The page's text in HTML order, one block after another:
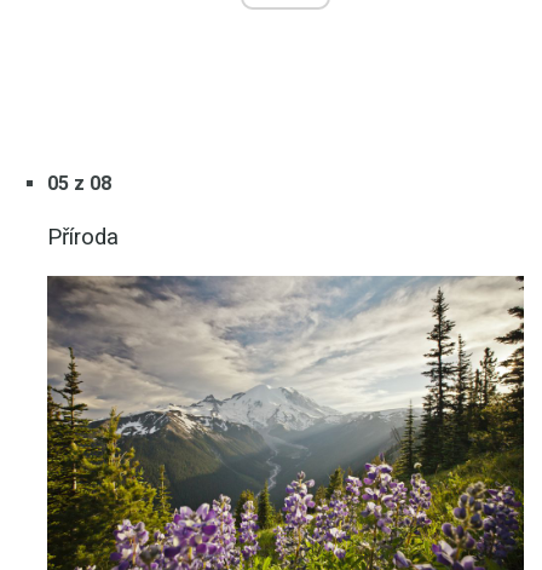
05 z 08
Příroda